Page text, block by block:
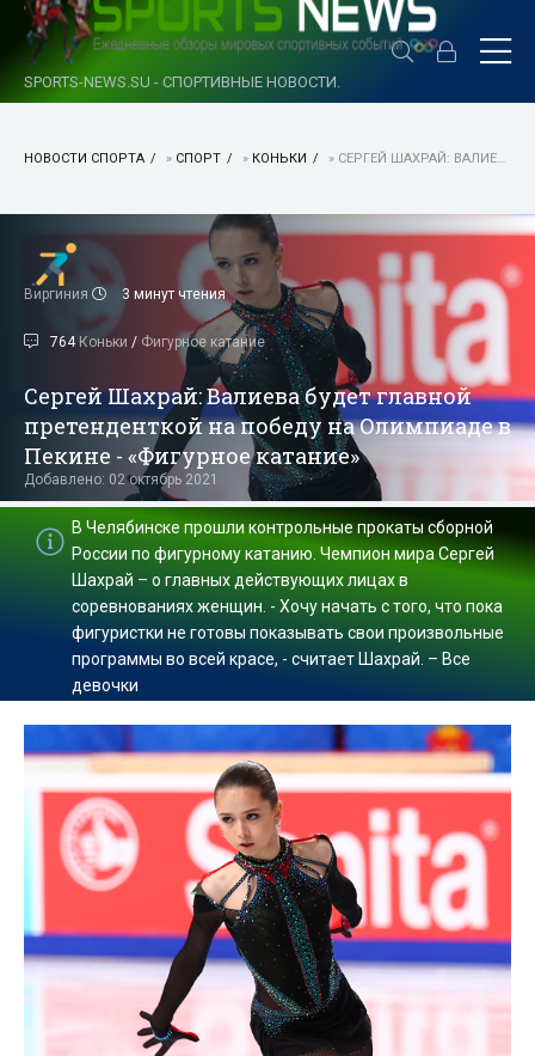
SPORTS-NEWS.SU - СПОРТИВНЫЕ НОВОСТИ.
НОВОСТИ СПОРТА » СПОРТ » КОНЬКИ » СЕРГЕЙ ШАХРАЙ: ВАЛИЕВА БУДЕТ ГЛАВНОЙ ПРЕТЕНДЕНТКОЙ НА ПОБЕДУ НА ОЛИМПИАДЕ В ПЕКИНЕ - «ФИГУРНОЕ КАТАНИЕ»
Виргиния 3 минут чтения
764 Коньки / Фигурное катание
Сергей Шахрай: Валиева будет главной
претенденткой на победу на Олимпиаде в
Пекине - «Фигурное катание»
Добавлено: 02 октябрь 2021
В Челябинске прошли контрольные прокаты сборной
России по фигурному катанию. Чемпион мира Сергей
Шахрай – о главных действующих лицах в
соревнованиях женщин. - Хочу начать с того, что пока
фигуристки не готовы показывать свои произвольные
программы во всей красе, - считает Шахрай. – Все
девочки